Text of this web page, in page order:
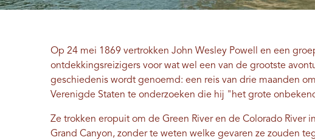
Op 24 mei 1869 vertrokken John Wesley Powell en een
ontdekkingsreizigers voor wat wel een van de grootste
geschiedenis wordt genoemd: een reis van drie maanden
Verenigde Staten te onderzoeken die hij "het grote
Ze trokken eropuit om de Green River en de Colorado River
Grand Canyon, zonder te weten welke gevaren ze zouden